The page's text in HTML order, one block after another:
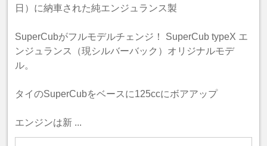
日）に納車された純エンジュランス製
SuperCubがフルモデルチェンジ！ SuperCub typeX エ
ンジュランス（現シルバーバック）オリジナルモデ
ル。
タイのSuperCubをベースに125ccにボアアップ
エンジンは新 ...